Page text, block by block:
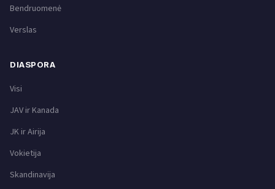
Bendruomenė
Verslas
DIASPORA
Visi
JAV ir Kanada
JK ir Airija
Vokietija
Skandinavija